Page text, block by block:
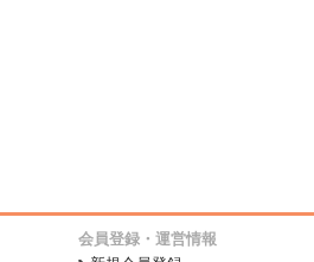
会員登録・運営情報